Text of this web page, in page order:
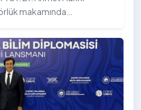
makamında
eşlik etti.